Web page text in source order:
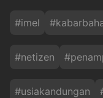
#imel #
#netizen #
#usiakandungan